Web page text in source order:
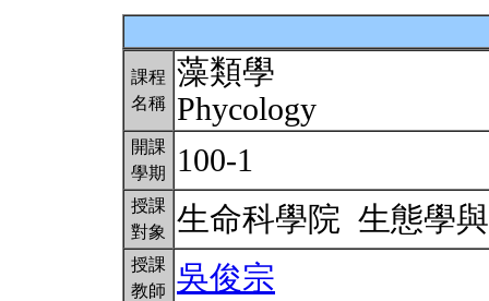
課程
名稱
藻類學
Phycology
開課
學期
100-1
授課
對象
生命科學院 生態學
授課
教師
吳俊宗